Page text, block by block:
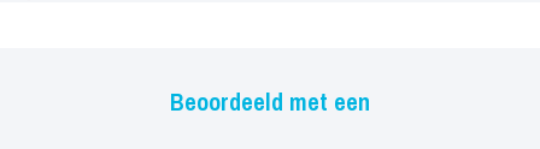
Beoordeeld met een